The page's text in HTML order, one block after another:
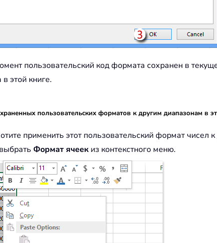
пользовательский код формата сохранен в
этой книге.
пользовательских форматов к другим диапазонам в
применить этот пользовательский формат
Формат ячеек из контекстного меню.